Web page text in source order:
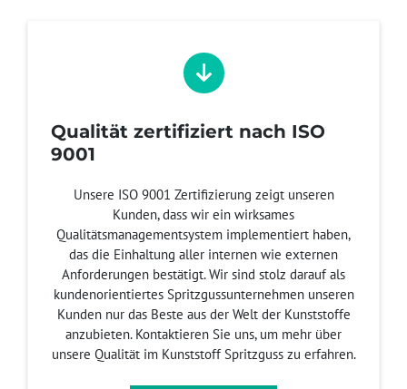
Qualität zertifiziert nach ISO
9001
Unsere ISO 9001 Zertifizierung zeigt unseren
Kunden, dass wir ein wirksames
Qualitätsmanagementsystem implementiert haben,
das die Einhaltung aller internen wie externen
Anforderungen bestätigt. Wir sind stolz darauf als
kundenorientiertes Spritzgussunternehmen unseren
Kunden nur das Beste aus der Welt der Kunststoffe
anzubieten. Kontaktieren Sie uns, um mehr über
unsere Qualität im Kunststoff Spritzguss zu erfahren.